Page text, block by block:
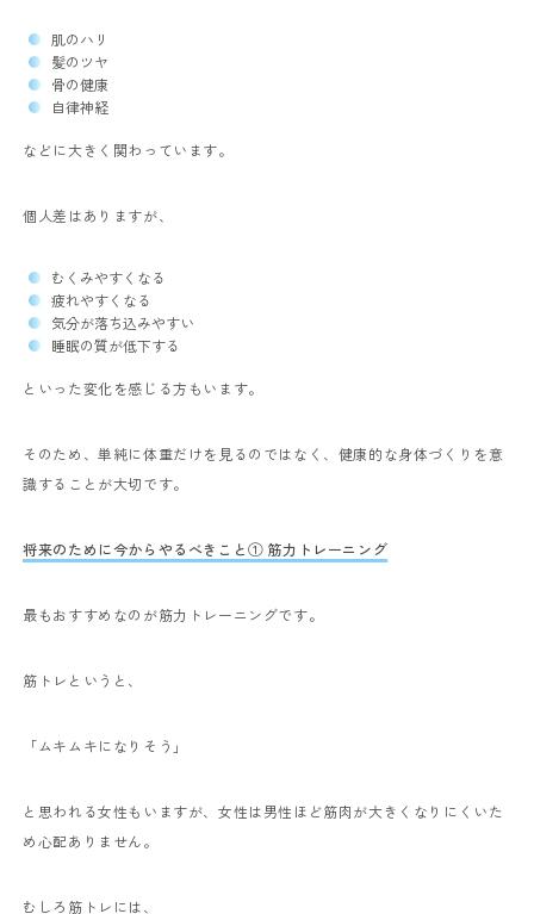
肌のハリ
髪のツヤ
骨の健康
自律神経
などに大きく関わっています。
個人差はありますが、
むくみやすくなる
疲れやすくなる
気分が落ち込みやすい
睡眠の質が低下する
といった変化を感じる方もいます。
そのため、単純に体重だけを見るのではなく、健康的な身体づくりを意
識することが大切です。
将来のために今からやるべきこと① 筋力トレーニング
最もおすすめなのが筋力トレーニングです。
筋トレというと、
「ムキムキになりそう」
と思われる女性もいますが、女性は男性ほど筋肉が大きくなりにくいた
め心配ありません。
むしろ筋トレには、